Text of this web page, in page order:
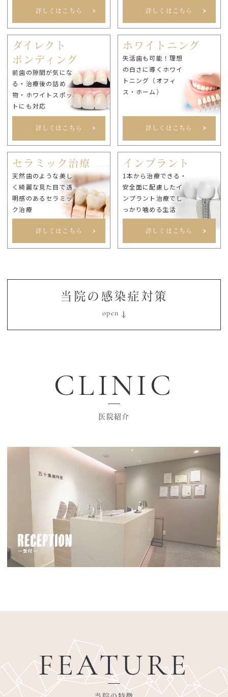
詳しくはこちら 詳しくはこちら
ダイレクト
ボンディング
前歯の隙間が気にな
る・治療後の詰め
物・ホワイトスポッ
トにも対応
詳しくはこちら
ホワイトニング
失活歯も可能！理想
の白さに導くホワイ
トニング（オフィ
ス・ホーム）
詳しくはこちら
セラミック治療
天然歯のような美し
く綺麗な見た目で透
明感のあるセラミッ
ク治療
詳しくはこちら
インプラント
1本から治療できる・
安全面に配慮したイ
ンプラント治療でし
っかり噛める生活
詳しくはこちら
当院の感染症対策
CLINIC
医院紹介
FEATURE